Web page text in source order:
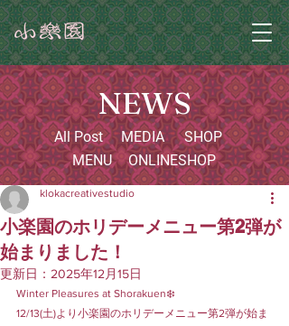
NEWS
All Post
MENU
MEDIA
SHOP
ONLINESHOP
小楽園のホリデーメニュー第2弾が
始まりました！
klokacreativestudio
更新日： 2025年12月15日
Winter Pleasures at Shorakuen❄️
12/13(土)より小楽園のホリデーメニュー第2弾が始ま